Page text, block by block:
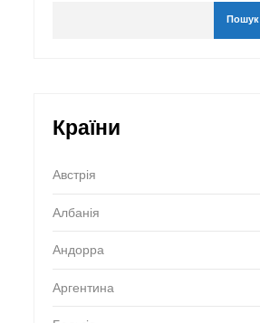
Пошук
Країни
Австрія
Албанія
Андорра
Аргентина